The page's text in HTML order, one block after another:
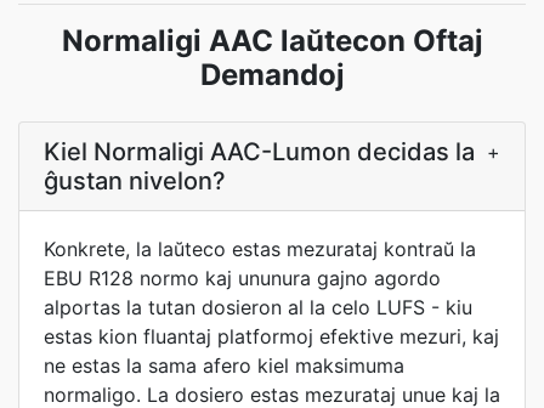
Normaligi AAC laŭtecon Oftaj
Demandoj
Kiel Normaligi AAC-Lumon decidas la
ĝustan nivelon?
+
Konkrete, la laŭteco estas mezurataj kontraŭ la
EBU R128 normo kaj ununura gajno agordo
alportas la tutan dosieron al la celo LUFS - kiu
estas kion fluantaj platformoj efektive mezuri, kaj
ne estas la sama afero kiel maksimuma
normaligo. La dosiero estas mezurataj unue kaj la